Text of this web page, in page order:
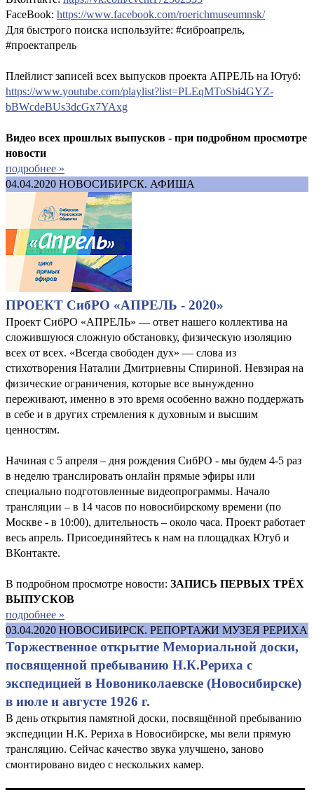
FaceBook: https://www.facebook.com/roerichmuseumnsk/
Для быстрого поиска используйте: #сиброапрель,
#проектапрель
Плейлист записей всех выпусков проекта АПРЕЛЬ на Ютуб:
https://www.youtube.com/playlist?list=PLEqMToSbi4GYZ-
bBWcdeBUs3dcGx7YAxg
Видео всех прошлых выпусков - при подробном просмотре
новости
подробнее »
04.04.2020 НОВОСИБИРСК. АФИША
ПРОЕКТ СибРО «АПРЕЛЬ - 2020»
Проект СибРО «АПРЕЛЬ» — ответ нашего коллектива на
сложившуюся сложную обстановку, физическую изоляцию
всех от всех. «Всегда свободен дух» — слова из
стихотворения Наталии Дмитриевны Спириной. Невзирая на
физические ограничения, которые все вынужденно
переживают, именно в это время особенно важно поддержать
в себе и в других стремления к духовным и высшим
ценностям.
Начиная с 5 апреля – дня рождения СибРО - мы будем 4-5 раз
в неделю транслировать онлайн прямые эфиры или
специально подготовленные видеопрограммы. Начало
трансляции – в 14 часов по новосибирскому времени (по
Москве - в 10:00), длительность – около часа. Проект работает
весь апрель. Присоединяйтесь к нам на площадках Ютуб и
ВКонтакте.
В подробном просмотре новости: ЗАПИСЬ ПЕРВЫХ ТРЁХ
ВЫПУСКОВ
подробнее »
03.04.2020 НОВОСИБИРСК. РЕПОРТАЖИ МУЗЕЯ РЕРИХА
Торжественное открытие Мемориальной доски,
посвященной пребыванию Н.К.Рериха с
экспедицией в Новониколаевске (Новосибирске)
в июле и августе 1926 г.
В день открытия памятной доски, посвящённой пребыванию
экспедиции Н.К. Рериха в Новосибирске, мы вели прямую
трансляцию. Сейчас качество звука улучшено, заново
смонтировано видео с нескольких камер.